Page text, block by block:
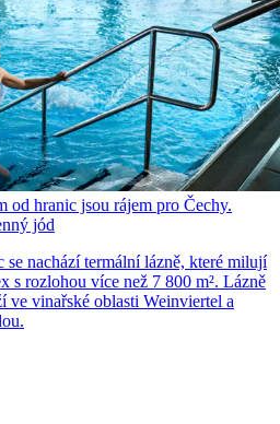
od hranic jsou rájem pro Čechy.
jód
se nachází termální lázně, které milují
s rozlohou více než 7 800 m². Lázně
ve vinařské oblasti Weinviertel a